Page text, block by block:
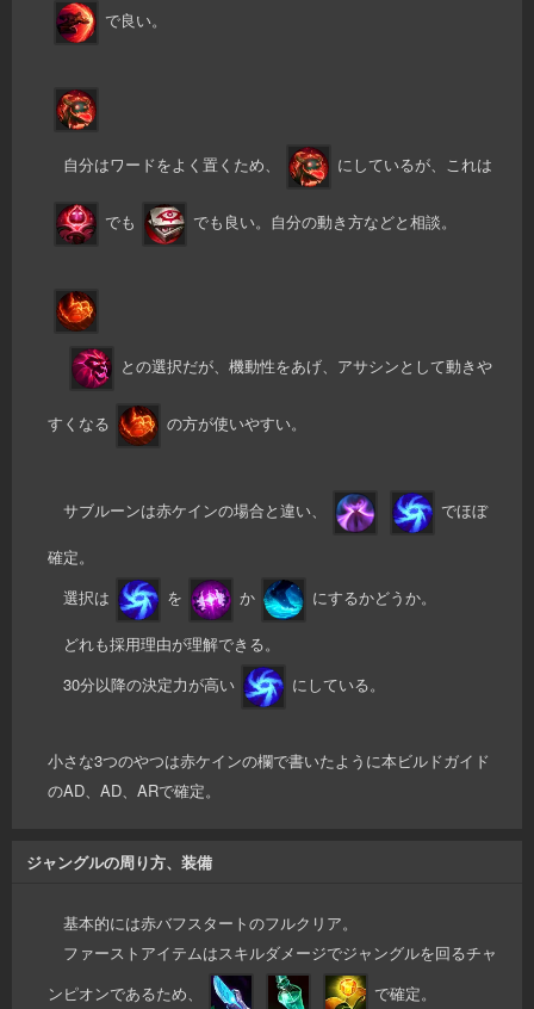
で良い。
自分はワードをよく置くため、 にしているが、これは
でも でも良い。自分の動き方などと相談。
との選択だが、機動性をあげ、アサシンとして動きや
すくなる の方が使いやすい。
サブルーンは赤ケインの場合と違い、 でほぼ
確定。
選択は
を か にするかどうか。
どれも採用理由が理解できる。
30分以降の決定力が高い
にしている。
小さな3つのやつは赤ケインの欄で書いたように本ビルドガイド
のAD、AD、ARで確定。
ジャングルの周り方、装備
基本的には赤バフスタートのフルクリア。
ファーストアイテムはスキルダメージでジャングルを回るチャ
ンピオンであるため、
で確定。